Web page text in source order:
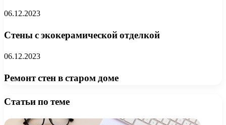
06.12.2023
Стены с экокерамической отделкой
06.12.2023
Ремонт стен в старом доме
Статьи по теме